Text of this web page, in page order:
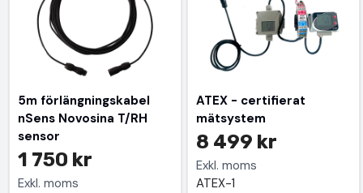
5m förlängningskabel
nSens Novosina T/RH
sensor
1 750 kr
Exkl. moms
ATEX - certifierat
mätsystem
8 499 kr
Exkl. moms
ATEX-1